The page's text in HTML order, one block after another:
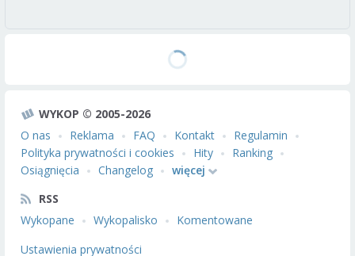
WYKOP © 2005-2026
O nas
Reklama FAQ Kontakt
Regulamin
Polityka prywatności i cookies
Hity
Ranking
Osiągnięcia
Changelog
więcej
RSS
Wykopane
Wykopalisko
Komentowane
Ustawienia prywatności